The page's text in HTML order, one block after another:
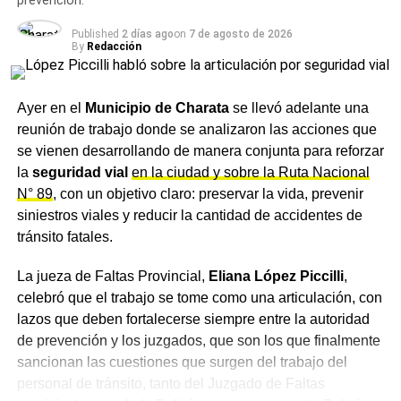
Published 2 días agoon 7 de agosto de 2026
By Redacción
Ayer en el Municipio de Charatase llevó adelante una
reunión de trabajo donde se analizaron las acciones que
se vienen desarrollando de manera conjunta para reforzar
la seguridad vial en la ciudad y sobre la Ruta Nacional
N° 89, con un objetivo claro: preservar la vida, prevenir
siniestros viales y reducir la cantidad de accidentes de
tránsito fatales.
La jueza de Faltas Provincial, Eliana López Piccilli,
celebró que el trabajo se tome como una articulación, con
lazos que deben fortalecerse siempre entre la autoridad
de prevención y los juzgados, que son los que finalmente
sancionan las cuestiones que surgen del trabajo del
personal de tránsito, tanto del Juzgado de Faltas